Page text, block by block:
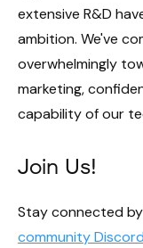
extensive R&D
ambition. We've
overwhelmingly
marketing,
capability of our
Join Us!
Stay connected
community Discord